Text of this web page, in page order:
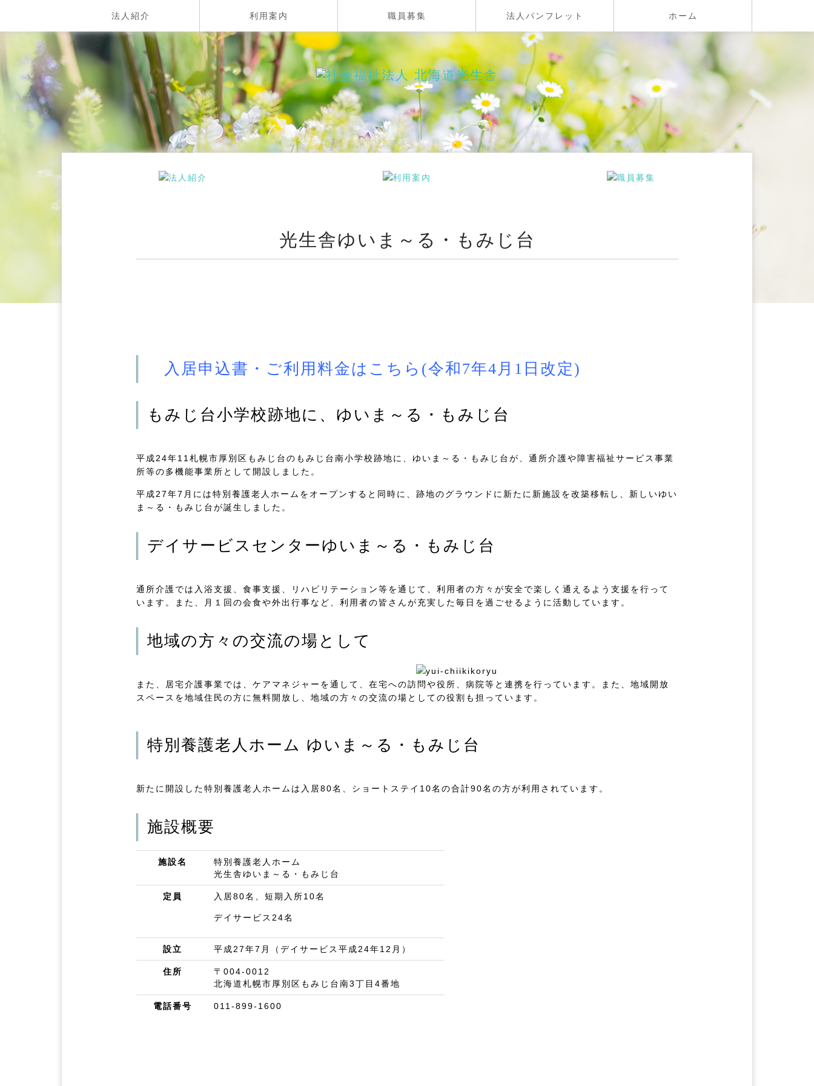
法人紹介 利用案内 職員募集 法人パンフレット ホーム
光生舎ゆいま～る・もみじ台
入居申込書・ご利用料金はこちら(令和7年4月1日改定)
もみじ台小学校跡地に、ゆいま～る・もみじ台
平成24年11札幌市厚別区もみじ台のもみじ台南小学校跡地に、ゆいま～る・もみじ台が、通所介護や障害福祉サービス事業
所等の多機能事業所として開設しました。
平成27年7月には特別養護老人ホームをオープンすると同時に、跡地のグラウンドに新たに新施設を改築移転し、新しいゆい
ま～る・もみじ台が誕生しました。
デイサービスセンターゆいま～る・もみじ台
通所介護では入浴支援、食事支援、リハビリテーション等を通じて、利用者の方々が安全で楽しく通えるよう支援を行って
います。また、月１回の会食や外出行事など、利用者の皆さんが充実した毎日を過ごせるように活動しています。
地域の方々の交流の場として
また、居宅介護事業では、ケアマネジャーを通して、在宅への訪問や役所、病院等と連携を行っています。また、地域開放
スペースを地域住民の方に無料開放し、地域の方々の交流の場としての役割も担っています。
特別養護老人ホーム ゆいま～る・もみじ台
新たに開設した特別養護老人ホームは入居80名、ショートステイ10名の合計90名の方が利用されています。
施設概要
施設名
特別養護老人ホーム
光生舎ゆいま～る・もみじ台
定員 入居80名、短期入所10名
デイサービス24名
設立 平成27年7月（デイサービス平成24年12月）
住所
〒004-0012
北海道札幌市厚別区もみじ台南3丁目4番地
電話番号 011-899-1600